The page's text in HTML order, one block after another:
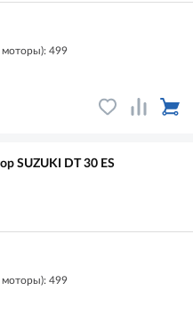
моторы): 499
SUZUKI DT 30 ES
моторы): 499